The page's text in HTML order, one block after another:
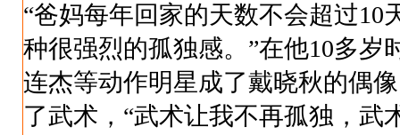
“爸妈每年回家的天数不会超过10
种很强烈的孤独感。”在他10多岁
连杰等动作明星成了戴晓秋的偶
了武术，“武术让我不再孤独，武